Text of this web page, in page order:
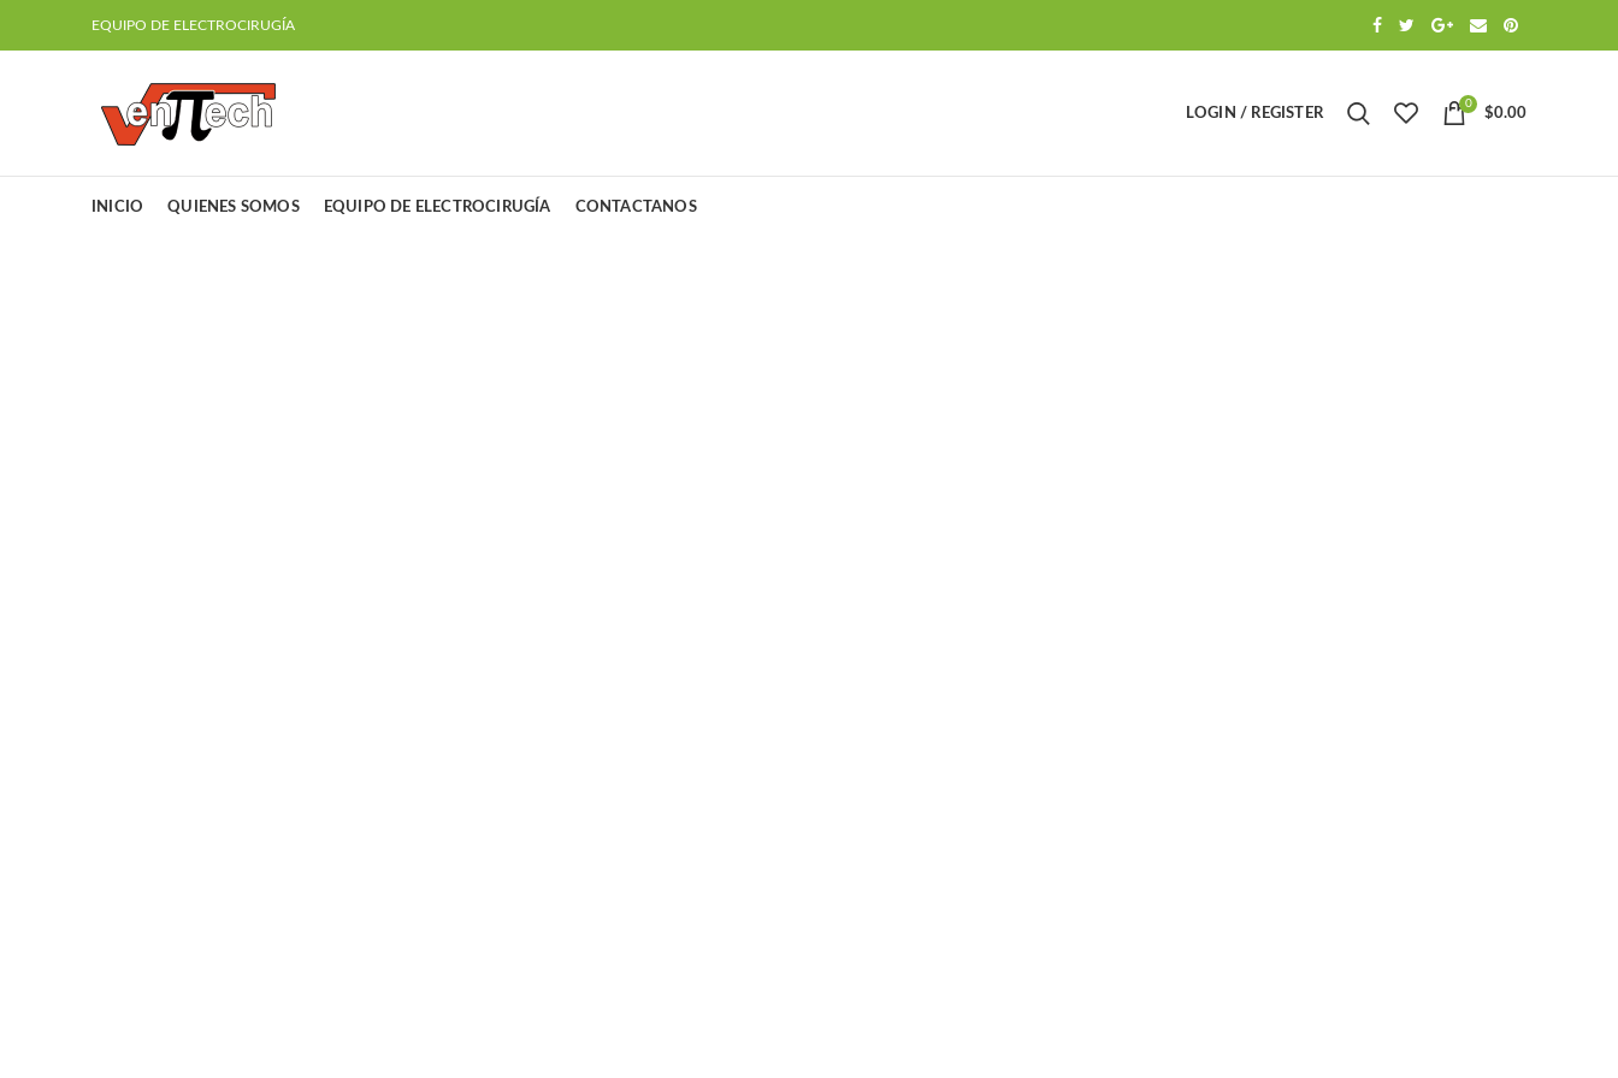
EQUIPO DE ELECTROCIRUGÍA
LOGIN / REGISTER
0
$0.00
INICIO QUIENES SOMOS EQUIPO DE ELECTROCIRUGÍA CONTACTANOS